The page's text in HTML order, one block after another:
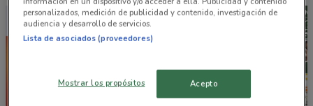
personalizados, medición de publicidad y contenido, investigación de
audiencia y desarrollo de servicios.
Lista de asociados (proveedores)
Mostrar los propósitos Acepto